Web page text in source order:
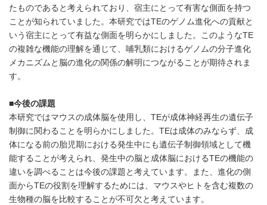
たものであると考えられており、宿主にとって有害な側面を持つ
ことが知られていました。本研究ではTEのゲノム進化への貢献と
いう宿主にとって有益な側面を明らかにしました。このようなTE
の複雑な機能の理解を通じて、哺乳類におけるゲノムの分子進化
メカニズムと脳の進化の関係の解明につながることが期待されま
す。
■今後の課題
本研究ではマウスの成体脳を使用し、TEが成体神経再生の遺伝子
制御に関わることを明らかにしました。TEは成体のみならず、成
体になる前の胎児期における発生中にも遺伝子制御領域として機
能することが考えられ、発生中の脳と成体脳におけるTEの機能の
違いを調べることは今後の課題と考えています。また、進化の側
面からTEの役割を理解するためには、マウスやヒトを含む複数の
生物種の脳を比較することが不可欠と考えています。